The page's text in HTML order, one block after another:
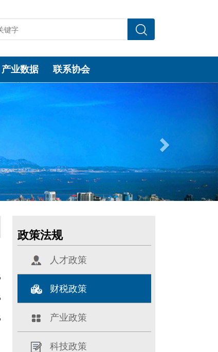
产业数据 联系协会
政策法规
人才政策
财税政策
产业政策
科技政策